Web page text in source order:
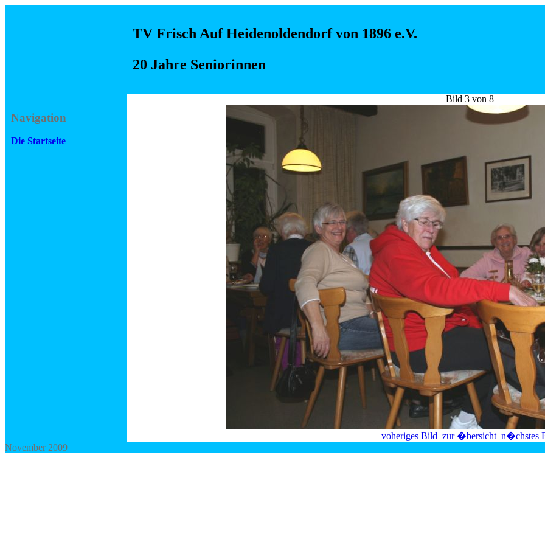
November 2009
TV Frisch Auf Heidenoldendorf von 1896 e.V.
20 Jahre Seniorinnen
Navigation
Die Startseite
Bild 3 von 8
voheriges Bild zur �bersicht n�chstes